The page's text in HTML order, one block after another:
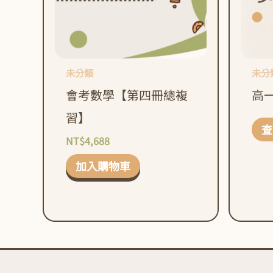
未分類
會考數學【第四冊總複
習】
NT$4,688
加入購物車
未分
高